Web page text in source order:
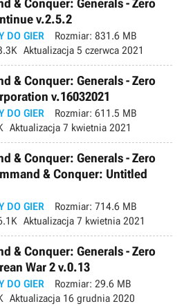
& Conquer: Generals - Zero
v.2.5.2
DO GIER Rozmiar: 831.6 MB
Aktualizacja 5 czerwca 2021
& Conquer: Generals - Zero
v.16032021
DO GIER Rozmiar: 611.5 MB
Aktualizacja 7 kwietnia 2021
& Conquer: Generals - Zero
& Conquer: Untitled
DO GIER Rozmiar: 714.6 MB
Aktualizacja 7 kwietnia 2021
& Conquer: Generals - Zero
War 2 v.0.13
DO GIER Rozmiar: 29.6 MB
Aktualizacja 16 grudnia 2020